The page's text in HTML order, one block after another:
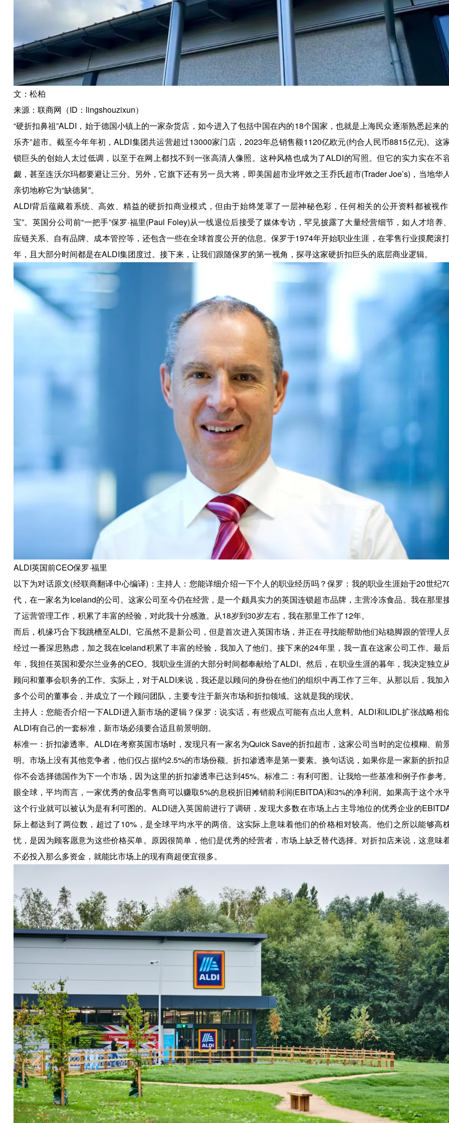
文：松柏
来源：联商网（ID：lingshouzixun）
“硬折扣鼻祖”ALDI，始于德国小镇上的一家杂货店，如今进入了包括中国在内的18个国家，也就是上海民众逐渐熟悉起来的
乐齐”超市。截至今年年初，ALDI集团共运营超过13000家门店，2023年总销售额1120亿欧元(约合人民币8815亿元)。这
锁巨头的创始人太过低调，以至于在网上都找不到一张高清人像照。这种风格也成为了ALDI的写照。但它的实力实在不
觑，甚至连沃尔玛都要避让三分。另外，它旗下还有另一员大将，即美国超市业坪效之王乔氏超市(Trader Joe’s)，当地华
亲切地称它为“缺德舅”。
ALDI背后蕴藏着系统、高效、精益的硬折扣商业模式，但由于始终笼罩了一层神秘色彩，任何相关的公开资料都被视作
宝”。英国分公司前“一把手”保罗·福里(Paul Foley)从一线退位后接受了媒体专访，罕见披露了大量经营细节，如人才培养
应链关系、自有品牌、成本管控等，还包含一些在全球首度公开的信息。保罗于1974年开始职业生涯，在零售行业摸爬滚
年，且大部分时间都是在ALDI集团度过。接下来，让我们跟随保罗的第一视角，探寻这家硬折扣巨头的底层商业逻辑。
ALDI英国前CEO保罗·福里
以下为对话原文(经联商翻译中心编译)：主持人：您能详细介绍一下个人的职业经历吗？保罗：我的职业生涯始于20世纪
代，在一家名为Iceland的公司。这家公司至今仍在经营，是一个颇具实力的英国连锁超市品牌，主营冷冻食品。我在那里
了运营管理工作，积累了丰富的经验，对此我十分感激。从18岁到30岁左右，我在那里工作了12年。
而后，机缘巧合下我跳槽至ALDI。它虽然不是新公司，但是首次进入英国市场，并正在寻找能帮助他们站稳脚跟的管理人
经过一番深思熟虑，加之我在Iceland积累了丰富的经验，我加入了他们。接下来的24年里，我一直在这家公司工作。最
年，我担任英国和爱尔兰业务的CEO。我职业生涯的大部分时间都奉献给了ALDI。然后，在职业生涯的暮年，我决定独立
顾问和董事会职务的工作。实际上，对于ALDI来说，我还是以顾问的身份在他们的组织中再工作了三年。从那以后，我加
多个公司的董事会，并成立了一个顾问团队，主要专注于新兴市场和折扣领域。这就是我的现状。
主持人：您能否介绍一下ALDI进入新市场的逻辑？保罗：说实话，有些观点可能有点出人意料。ALDI和LIDL扩张战略相
ALDI有自己的一套标准，新市场必须要合适且前景明朗。
标准一：折扣渗透率。ALDI在考察英国市场时，发现只有一家名为Quick Save的折扣超市，这家公司当时的定位模糊、前
明。市场上没有其他竞争者，他们仅占据约2.5%的市场份额。折扣渗透率是第一要素。换句话说，如果你是一家新的折扣
你不会选择德国作为下一个市场，因为这里的折扣渗透率已达到45%。标准二：有利可图。让我给一些基准和例子作参考
眼全球，平均而言，一家优秀的食品零售商可以赚取5%的息税折旧摊销前利润(EBITDA)和3%的净利润。如果高于这个水
这个行业就可以被认为是有利可图的。ALDI进入英国前进行了调研，发现大多数在市场上占主导地位的优秀企业的
际上都达到了两位数，超过了10%，是全球平均水平的两倍。这实际上意味着他们的价格相对较高。他们之所以能够高
忧，是因为顾客愿意为这些价格买单。原因很简单，他们是优秀的经营者，市场上缺乏替代选择。对折扣店来说，这意味
不必投入那么多资金，就能比市场上的现有商超便宜很多。